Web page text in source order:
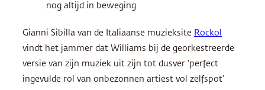
nog altijd in beweging
Gianni Sibilla van de Italiaanse muzieksite Rockol
vindt het jammer dat Williams bij de georkestreerde
versie van zijn muziek uit zijn tot dusver ‘perfect
ingevulde rol van onbezonnen artiest vol zelfspot’